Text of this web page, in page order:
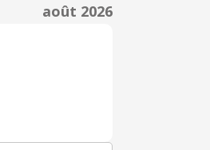
août 2026